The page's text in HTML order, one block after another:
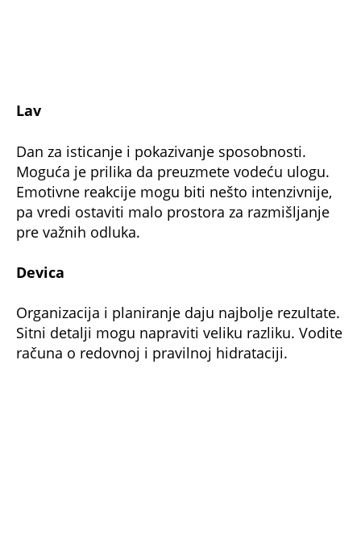
Lav
Dan za isticanje i pokazivanje sposobnosti.
Moguća je prilika da preuzmete vodeću ulogu.
Emotivne reakcije mogu biti nešto intenzivnije,
pa vredi ostaviti malo prostora za razmišljanje
pre važnih odluka.
Devica
Organizacija i planiranje daju najbolje rezultate.
Sitni detalji mogu napraviti veliku razliku. Vodite
računa o redovnoj i pravilnoj hidrataciji.